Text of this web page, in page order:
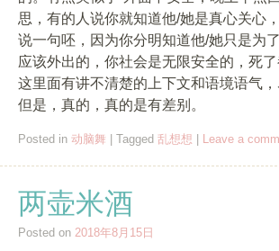
思，有的人说你就知道他/她是真心关心
说一句呸，因为你分明知道他/她只是为
应该外出的，你社会是无限安全的，死了
这里面有讲不清楚的上下文和语境语气，
但是，真的，真的是有差别。
Posted in 动脑舞 Tagged 乱想想 Leave a
两壶米酒
Posted on 2018年8月15日